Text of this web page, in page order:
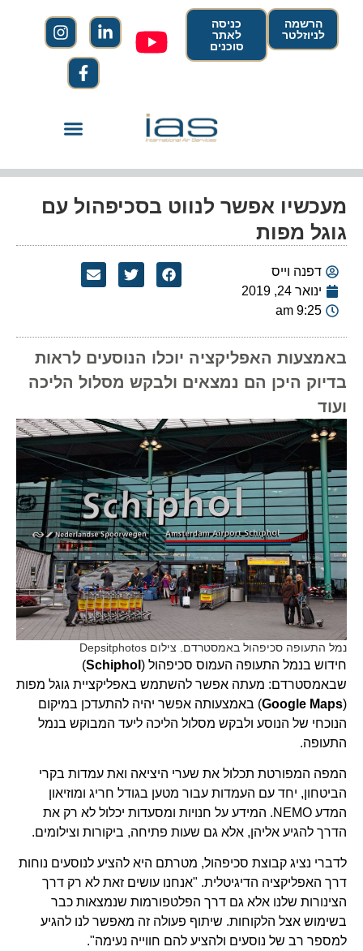
הרשמה
לניוזלטר
כניסה
לאתר
סוכנים
מעכשיו אפשר לנווט בסכיפהול עם
גוגל מפות
דפנה וייס
ינואר 24, 2019
9:25 am
באמצעות האפליקציה יוכלו הנוסעים לראות
בדיוק היכן הם נמצאים ולבקש מסלול הליכה
ועוד
נמל התעופה סכיפהול באמסטרדם. צילום Depsitphotos
חידוש בנמל התעופה העמוס סכיפהול ( Schiphol
)
שבאמסטרדם: מעתה אפשר להשתמש באפליקציית גוגל מפות
(
Google Maps) באמצעותה אפשר יהיה להתעדכן במיקום
הנוכחי של הנוסע ולבקש מסלול הליכה ליעד המבוקש בנמל
התעופה.
המפה המפורטת תכלול את שערי היציאה ואת עמדות בקרי
הביטחון, יחד עם העמדות עבור מטען בגודל חריג ומוזיאון
המדע NEMO. המידע על חנויות ומסעדות יכלול לא רק את
הדרך להגיע אליהן, אלא גם שעות פתיחה, ביקורות וצילומים.
לדברי נציג קבוצת סכיפהול, מטרתם היא להציע לנוסעים נוחות
דרך האפליקציה הדיגיטלית. "אנחנו עושים זאת לא רק דרך
הצינורות שלנו אלא גם דרך הפלטפורמות שנמצאות כבר
בשימוש אצל הלקוחות. שיתוף פעולה זה מאפשר לנו להגיע
למספר רב של נוסעים ולהציע להם חווייה נעימה".